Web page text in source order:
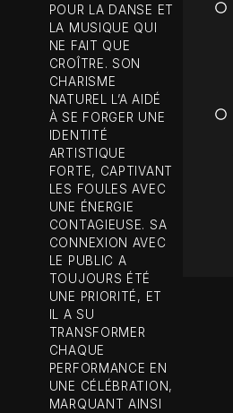
POUR LA DANSE ET
LA MUSIQUE QUI
NE FAIT QUE
CROÎTRE. SON
CHARISME
NATUREL L’A AIDÉ
À SE FORGER UNE
IDENTITÉ
ARTISTIQUE
FORTE, CAPTIVANT
LES FOULES AVEC
UNE ÉNERGIE
CONTAGIEUSE. SA
CONNEXION AVEC
LE PUBLIC A
TOUJOURS ÉTÉ
UNE PRIORITÉ, ET
IL A SU
TRANSFORMER
CHAQUE
PERFORMANCE EN
UNE CÉLÉBRATION,
MARQUANT AINSI